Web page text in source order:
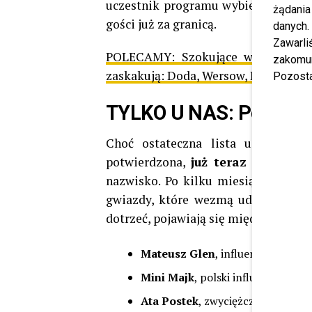
danych.
uczestnik programu wybierze za
gości już za granicą.
POLECAMY: Szokujące wyniki
zaskakują: Doda, Wersow,
TYLKO U NAS:
Choć ostateczna lista
potwierdzona,już teraz wiemy
nazwisko. Po kilku miesiącach
gwiazdy, które wezmą udział w
dotrzeć, pojawiają się między innymi:
Mateusz Glen, influencer, który
Mini Majk, polski influencer,
Ata Postek, zwyciężczyni drugiej